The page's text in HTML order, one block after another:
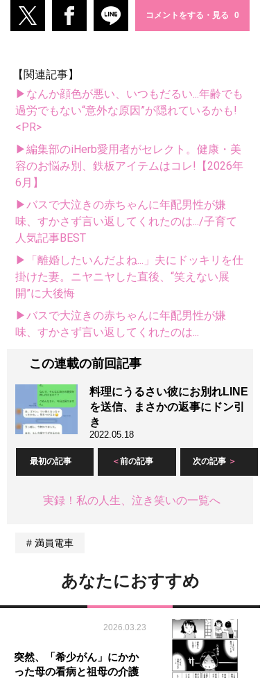
コメントをする・見る
【関連記事】
▶なんか顔色が悪い、いつもだるい...年齢でも
過労でもない“意外な原因”が隠れているかも!
<PR>
▶編集部のiHerb愛用者がセレクト。健康・美
容のお悩み別、鉄板アイテムはコレ!【2026年
6月】
▶バスで大泣きの赤ちゃんに年配男性が嫌
味、すかさず言い返してくれたのは.../子育て
人気記事BEST
▶「離婚したいんだよね...」夫にドッキリを仕
掛けた妻。ニヤニヤした直後、“笑えない展
開”に大後悔
▶バスで大泣きの赤ちゃんに年配男性が嫌
味、すかさず言い返してくれたのは...
この連載の前回記事
料理にうるさい彼にお別れLINE
を送信、まさかの返事にドン引
き
2022.05.18
最初の記事 前の記事 次の記事
実録！私の人生、泣き笑いの一覧へ
満員電車
あなたにおすすめ
2026.03.23
突然、「希少がん」にかか
った母の看病と祖母の介護